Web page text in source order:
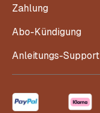
Zahlung
Abo-Kündigung
Anleitungs-Support